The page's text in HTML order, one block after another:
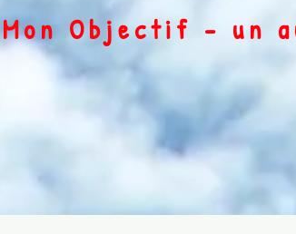
Objectif - un